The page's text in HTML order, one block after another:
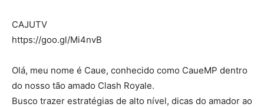
CAJUTV
https://goo.gl/Mi4nvB
Olá, meu nome é Caue, conhecido como CaueMP dentro
do nosso tão amado Clash Royale.
Busco trazer estratégias de alto nível, dicas do amador ao